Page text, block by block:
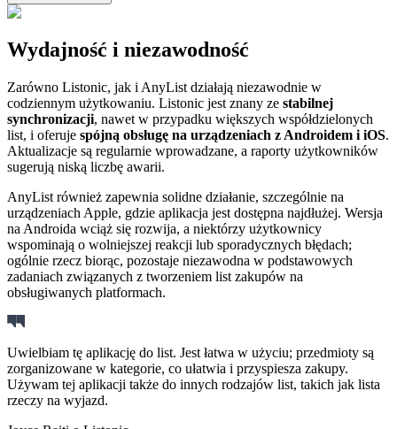
Wydajność i niezawodność
Zarówno Listonic, jak i AnyList działają niezawodnie w
codziennym użytkowaniu. Listonic jest znany ze stabilnej
synchronizacji, nawet w przypadku większych współdzielonych
list, i oferuje spójną obsługę na urządzeniach z Androidem i iOS.
Aktualizacje są regularnie wprowadzane, a raporty użytkowników
sugerują niską liczbę awarii.
AnyList również zapewnia solidne działanie, szczególnie na
urządzeniach Apple, gdzie aplikacja jest dostępna najdłużej. Wersja
na Androida wciąż się rozwija, a niektórzy użytkownicy
wspominają o wolniejszej reakcji lub sporadycznych błędach;
ogólnie rzecz biorąc, pozostaje niezawodna w podstawowych
zadaniach związanych z tworzeniem list zakupów na
obsługiwanych platformach.
Uwielbiam tę aplikację do list. Jest łatwa w użyciu; przedmioty są
zorganizowane w kategorie, co ułatwia i przyspiesza zakupy.
Używam tej aplikacji także do innych rodzajów list, takich jak lista
rzeczy na wyjazd.